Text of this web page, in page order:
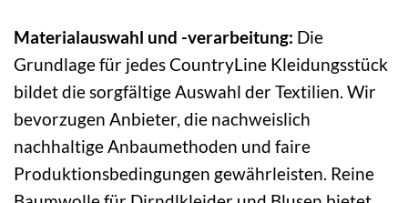
Materialauswahl und -verarbeitung: Die
Grundlage für jedes CountryLine Kleidungsstück
bildet die sorgfältige Auswahl der Textilien. Wir
bevorzugen Anbieter, die nachweislich
nachhaltige Anbaumethoden und faire
Produktionsbedingungen gewährleisten. Reine